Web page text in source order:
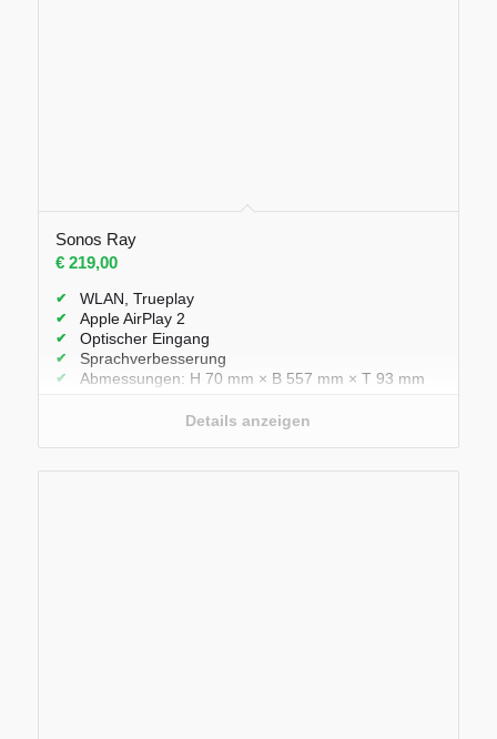
Sonos Ray
€219,00
WLAN, Trueplay
Apple AirPlay 2
Optischer Eingang
Sprachverbesserung
Abmessungen: H 70 mm × B 557 mm × T 93 mm
Details anzeigen